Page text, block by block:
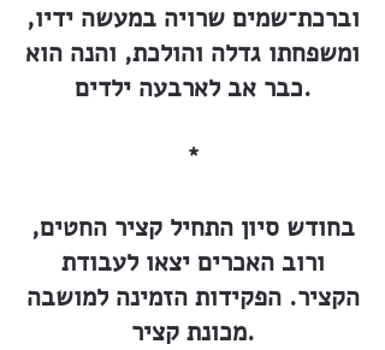
וברכת־שמים שרויה במעשה ידיו,
ומשפחתו גדלה והולכת, והנה הוא
כבר אב לארבעה ילדים.
*
בחודש סיון התחיל קציר החטים,
ורוב האכרים יצאו לעבודת
הקציר. הפקידות הזמינה למושבה
מכונת קציר.